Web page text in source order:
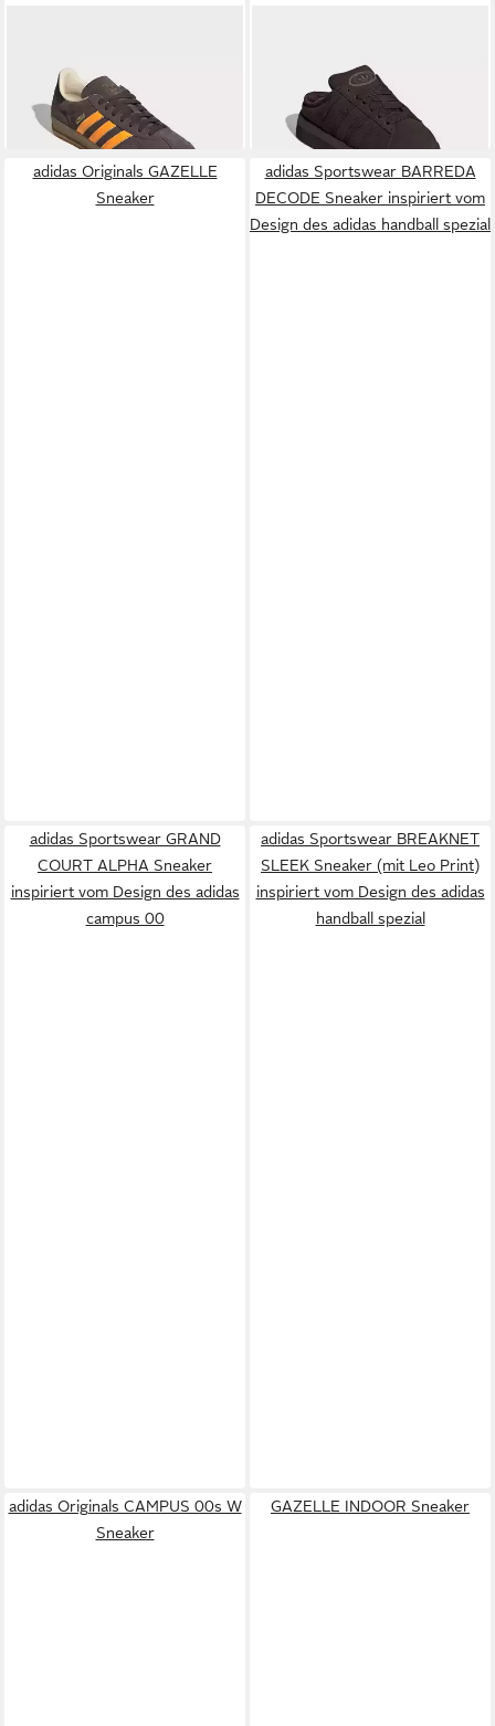
ab 110,99 €
CAMPUS 00ER WINTER
LOW Clog Hausschuh,
Pantolette, Mule, Slipper mit
Plateua für Herbst und Winter
UVP130,00 €
-15%
adidas Originals GAZELLE
Sneaker
adidas Sportswear BARREDA
DECODE Sneaker inspiriert vom
Design des adidas handball spezial
adidas Sportswear GRAND
COURT ALPHA Sneaker
inspiriert vom Design des adidas
campus 00
adidas Sportswear BREAKNET
SLEEK Sneaker (mit Leo Print)
inspiriert vom Design des adidas
handball spezial
adidas Originals CAMPUS 00s W
Sneaker
GAZELLE INDOOR Sneaker